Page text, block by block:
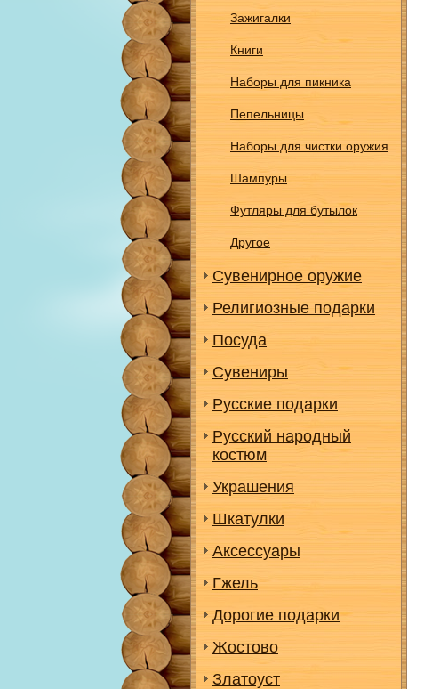
Зажигалки
Книги
Наборы для пикника
Пепельницы
Наборы для чистки оружия
Шампуры
Футляры для бутылок
Другое
Сувенирное оружие
Религиозные подарки
Посуда
Сувениры
Русские подарки
Русский народный
костюм
Украшения
Шкатулки
Аксессуары
Гжель
Дорогие подарки
Жостово
Златоуст